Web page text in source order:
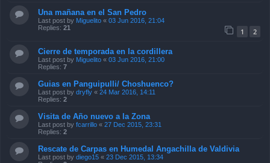
Una mañana en el San Pedro
Last post by Miguelito « 03 Jun 2016, 21:04
Replies: 21 1 2
Cierre de temporada en la cordillera
Last post by Miguelito « 03 Jun 2016, 21:00
Replies: 7
Guias en Panguipulli/ Choshuenco?
Last post by dryfly « 24 Mar 2016, 14:11
Replies: 2
Visita de Año nuevo a la Zona
Last post by fcarrillo « 27 Dec 2015, 23:31
Replies: 2
Rescate de Carpas en Humedal Angachilla de Valdivia
Last post by diego15 « 23 Dec 2015, 13:34